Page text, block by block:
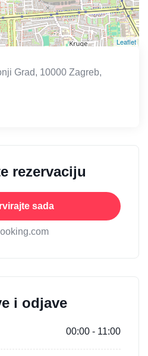
Leaflet
Grad, 10000 Zagreb,
rezervaciju
sada
i odjave
00:00 - 11:00